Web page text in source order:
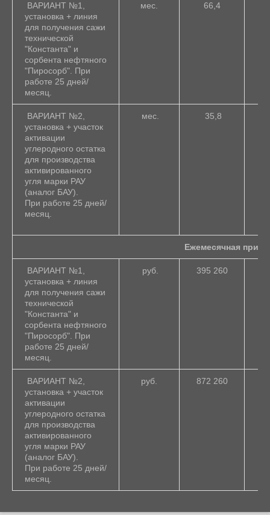
ВАРИАНТ №1,
установка + линия
для получения сажи
технической
"Константа" и
сорбента нефтяного
"Пиросорб". При
работе 25 дней/
месяц.
мес. 66,4
ВАРИАНТ №2,
установка + участок
активации
углеродного остатка
для производства
активированного
угля марки РАУ
(аналог БАУ).
При работе 25 дней/
месяц.
мес. 35,8
Ежемесячная
ВАРИАНТ №1,
установка + линия
для получения сажи
технической
"Константа" и
сорбента нефтяного
"Пиросорб". При
работе 25 дней/
месяц.
руб. 395 260
ВАРИАНТ №2,
установка + участок
активации
углеродного остатка
для производства
активированного
угля марки РАУ
(аналог БАУ).
При работе 25 дней/
месяц.
руб. 872 260